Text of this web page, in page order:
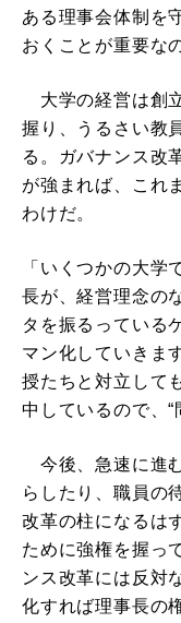
ある理事会体制を
おくことが重要な
大学の経営は創
握り、うるさい教
る。ガバナンス改
が強まれば、これ
わけだ。
「いくつかの大学
長が、経営理念の
タを振るっている
マン化していきま
授たちと対立して
中しているので、“
今後、急速に進
らしたり、職員の
改革の柱になるは
ために強権を握っ
ンス改革には反対
化すれば理事長の